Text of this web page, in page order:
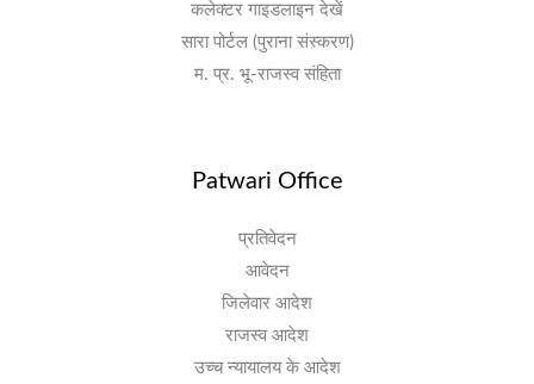
कलेक्टर गाइडलाइन देखें
सारा पोर्टल (पुराना संस्करण)
म. प्र. भू-राजस्व संहिता
Patwari Office
प्रतिवेदन
आवेदन
जिलेवार आदेश
राजस्व आदेश
उच्च न्यायालय के आदेश